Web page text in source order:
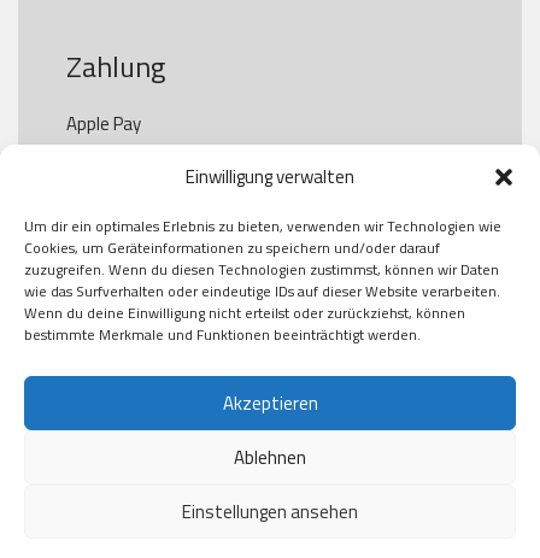
Einwilligung verwalten
Um dir ein optimales Erlebnis zu bieten, verwenden wir Technologien wie
Cookies, um Geräteinformationen zu speichern und/oder darauf
zuzugreifen. Wenn du diesen Technologien zustimmst, können wir Daten
wie das Surfverhalten oder eindeutige IDs auf dieser Website verarbeiten.
Wenn du deine Einwilligung nicht erteilst oder zurückziehst, können
bestimmte Merkmale und Funktionen beeinträchtigt werden.
Akzeptieren
Ablehnen
Einstellungen ansehen
Zahlung
Apple Pay
Paypal
Kauf auf Rechung
Klarna
American Express